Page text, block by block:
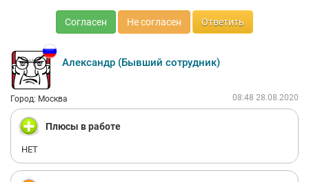
Согласен Не согласен Ответить
Александр (Бывший сотрудник)
Город: Москва 08:48 28.08.2020
Плюсы в работе
НЕТ